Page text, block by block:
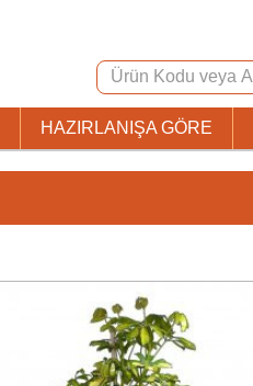
HAZIRLANIŞA GÖRE